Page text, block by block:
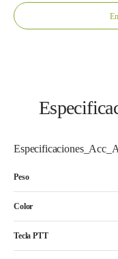
Peso
Color
Tecla PTT